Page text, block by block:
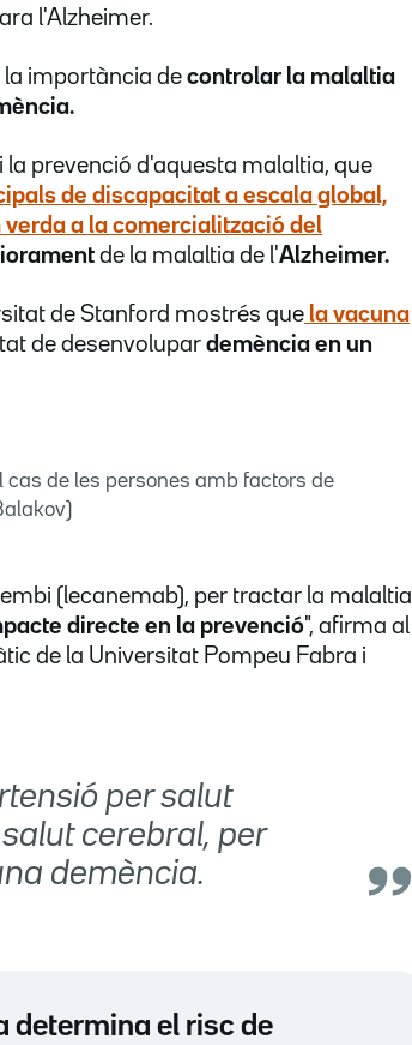
l'Alzheimer.
la importància de controlar la malaltia
prevenció d'aquesta malaltia, que
de discapacitat a escala global,
verda a la comercialització del
de la malaltia de l'Alzheimer.
de Stanford mostrés que la vacuna
de desenvolupar demència en un
cas de les persones amb factors de
(lecanemab), per tractar la malaltia
directe en la prevenció", afirma al
de la Universitat Pompeu Fabra i
per salut
cerebral, per
demència.
determina el risc de